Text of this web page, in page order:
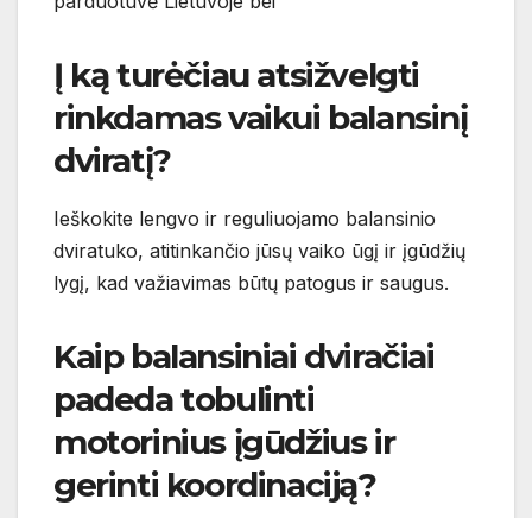
Į ką turėčiau atsižvelgti
rinkdamas vaikui balansinį
dviratį?
Ieškokite lengvo ir reguliuojamo balansinio
dviratuko, atitinkančio jūsų vaiko ūgį ir įgūdžių
lygį, kad važiavimas būtų patogus ir saugus.
Kaip balansiniai dviračiai
padeda tobulinti
motorinius įgūdžius ir
gerinti koordinaciją?